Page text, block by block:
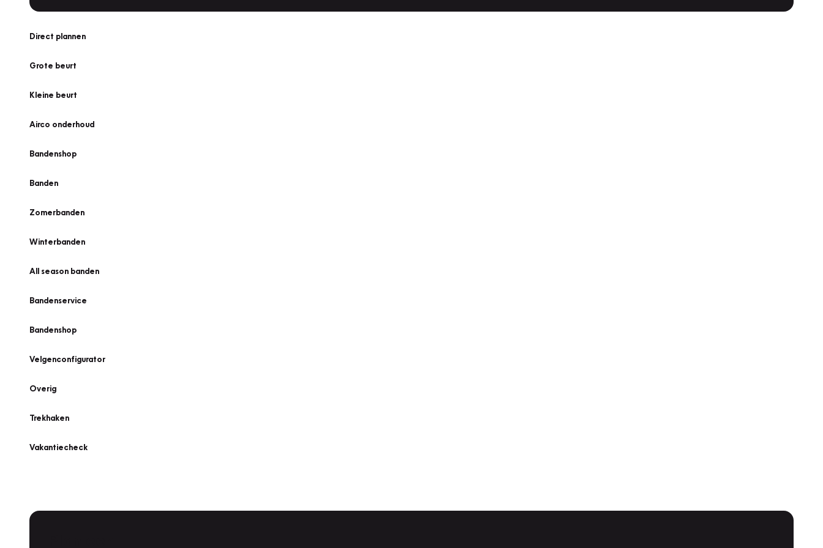
Direct plannen
Grote beurt
Kleine beurt
Airco onderhoud
Bandenshop
Banden
Zomerbanden
Winterbanden
All season banden
Bandenservice
Bandenshop
Velgenconfigurator
Overig
Trekhaken
Vakantiecheck